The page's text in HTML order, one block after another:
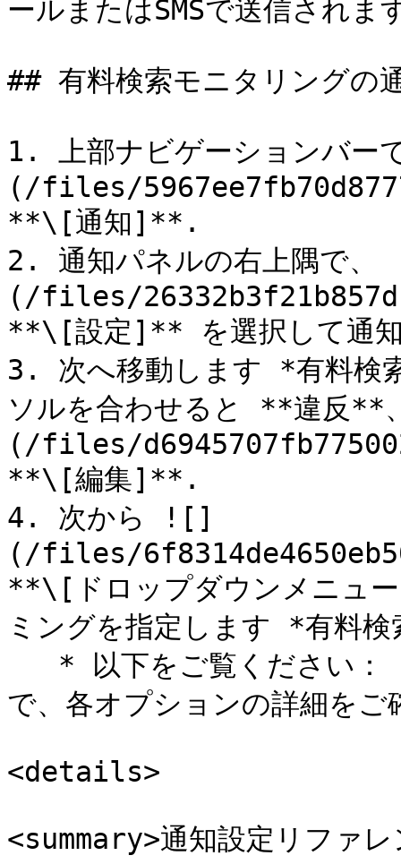
ールまたはSMSで送信されま
## 有料検索モニタリングの
1. 上部ナビゲーションバ
(/files/
**\[通知]**.
2. 通知パネルの右上隅で
(/files/
**\[設定]** を選択して通知
3. 次へ移動します *有料検
ソルを合わせると **違反
(/files/
**\[編集]**.
4. 次から ![]
(/files/
**\[ドロップダウンメニュ
ミングを指定します *有料
で、各オプションの詳細をご
<details>
<summary>通知設定リファ